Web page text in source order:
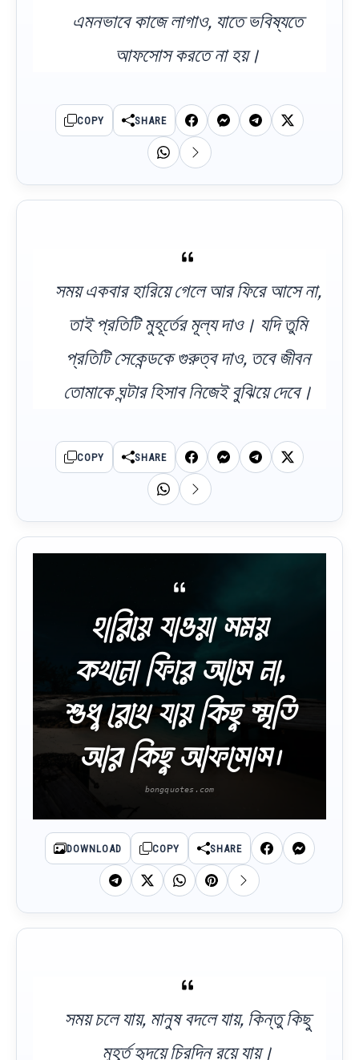
এমনভাবে কাজে লাগাও, যাতে ভবিষ্যতে
আফসোস করতে না হয়।
COPY SHARE
সময় একবার হারিয়ে গেলে আর ফিরে আসে না,
তাই প্রতিটি মুহূর্তের মূল্য দাও। যদি তুমি
প্রতিটি সেকেন্ডকে গুরুত্ব দাও, তবে জীবন
তোমাকে ঘন্টার হিসাব নিজেই বুঝিয়ে দেবে।
COPY SHARE
হারিয়ে যাওয়া সময়
কখনো ফিরে আসে না,
শুধু রেখে যায় কিছু স্মৃতি
আর কিছু আফসোস।
DOWNLOAD COPY SHARE
সময় চলে যায়, মানুষ বদলে যায়, কিন্তু কিছু
মুহূর্ত হৃদয়ে চিরদিন রয়ে যায়।